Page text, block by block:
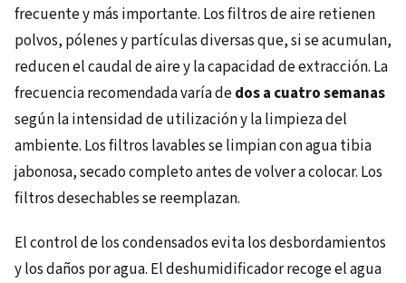
frecuente y más importante. Los filtros de aire retienen
polvos, pólenes y partículas diversas que, si se acumulan,
reducen el caudal de aire y la capacidad de extracción. La
frecuencia recomendada varía dedos a cuatro semanas
según la intensidad de utilización y la limpieza del
ambiente. Los filtros lavables se limpian con agua tibia
jabonosa, secado completo antes de volver a colocar. Los
filtros desechables se reemplazan.
El control de los condensados evita los desbordamientos
y los daños por agua. El deshumidificador recoge el agua